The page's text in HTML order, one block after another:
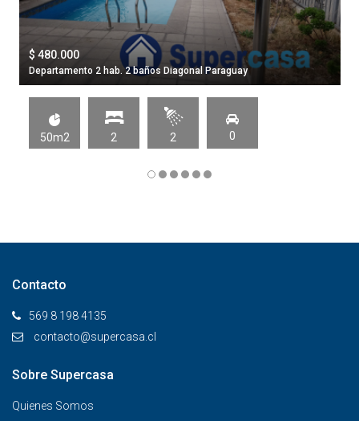
$ 480.000
Departamento 2 hab. 2 baños Diagonal Paraguay
50m2 2 2 0
Contacto
569 8 198 4135
contacto@supercasa.cl
Sobre Supercasa
Quienes Somos